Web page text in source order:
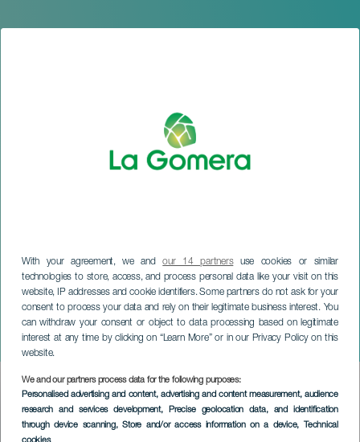
With your agreement, we andour 14 partnersuse cookies or similar
technologies to store, access, and process personal data like your visit on this
website, IP addresses and cookie identifiers. Some partners do not ask for your
consent to process your data and rely on their legitimate business interest. You
can withdraw your consent or object to data processing based on legitimate
interest at any time by clicking on “Learn More” or in our Privacy Policy on this
website.
We and our partners process data for the following purposes:
Personalised advertising and content, advertising and content measurement, audience
research and services development, Precise geolocation data, and identification
through device scanning, Store and/or access information on a device, Technical
Atlantic Jazz Lab
Orchestra
LA GOMERA
Imagen
Listado